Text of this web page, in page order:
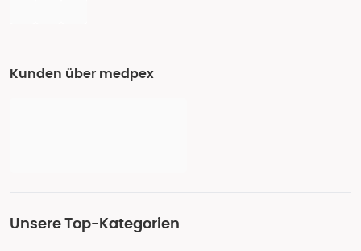
Kunden über medpex
Unsere Top-Kategorien